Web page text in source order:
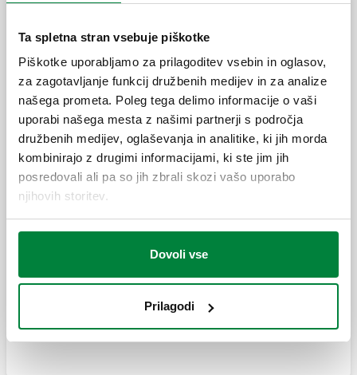
Ta spletna stran vsebuje piškotke
Piškotke uporabljamo za prilagoditev vsebin in oglasov,
za zagotavljanje funkcij družbenih medijev in za analize
našega prometa. Poleg tega delimo informacije o vaši
uporabi našega mesta z našimi partnerji s področja
družbenih medijev, oglaševanja in analitike, ki jih morda
kombinirajo z drugimi informacijami, ki ste jim jih
posredovali ali pa so jih zbrali skozi vašo uporabo
njihovih storitev.
Dovoli vse
Prilagodi
Mehanski priključek.
DARCAL, Spojka za večplastne cevi za
konstantno delovanje na visoki
temperaturi.
DARCAL, Spojka s prilagodljivim premerom
za eno in večplastne plastične cevi.
Mehanski priključek.
Mehanski priključek.